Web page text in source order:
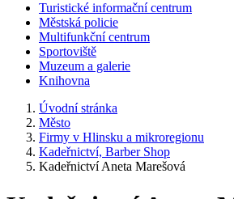
Turistické informační centrum
Městská policie
Multifunkční centrum
Sportoviště
Muzeum a galerie
Knihovna
Úvodní stránka
Město
Firmy v Hlinsku a mikroregionu
Kadeřnictví, Barber Shop
Kadeřnictví Aneta Marešová